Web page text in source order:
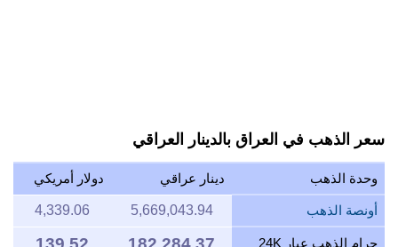
سعر الذهب في العراق بالدينار العراقي
وحدة الذهب دينار عراقي دولار أمريكي
أونصة الذهب 5,669,043.94
4,339.06
جرام الذهب عيار 24K